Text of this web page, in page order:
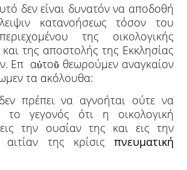
δεν είναι δυνατόν να αποδοθή
κατανοήσεως τόσον του
της οικολογικής
της αποστολής της Εκκλησίας
Επ αὐτοῦ θεωρούμεν αναγκαίον
τα ακόλουθα:
πρέπει να αγνοήται ούτε να
το γεγονός ότι η οικολογική
εις την ουσίαν της και εις την
αιτίαν της κρίσις πνευματική